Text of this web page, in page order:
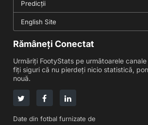
Predicții
English Site
Rămâneți Conectat
Urmăriți FootyStats pe următoarele
fiți siguri că nu pierdeți nicio statistică,
nouă.
Date din fotbal furnizate de